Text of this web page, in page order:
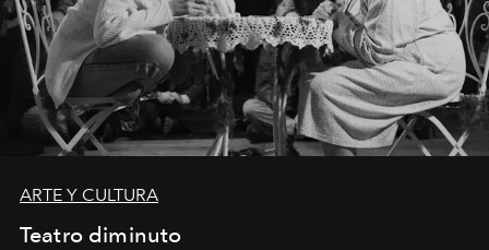
ARTE Y CULTURA
Teatro diminuto